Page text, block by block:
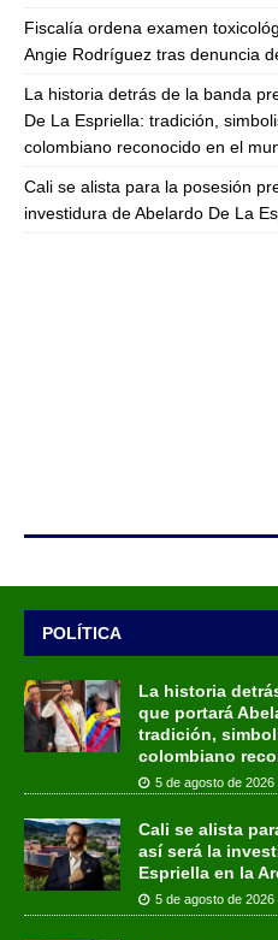
Fiscalía ordena examen
Angie Rodríguez tras denuncia
La historia detrás de la banda
De La Espriella: tradición,
colombiano reconocido en el
Cali se alista para la posesión
investidura de Abelardo De La
POLÍTICA
La historia
que portará
tradición,
colombiano
5 de agosto de 2026
Cali se alista
así será la
Espriella en la
5 de agosto de 2026